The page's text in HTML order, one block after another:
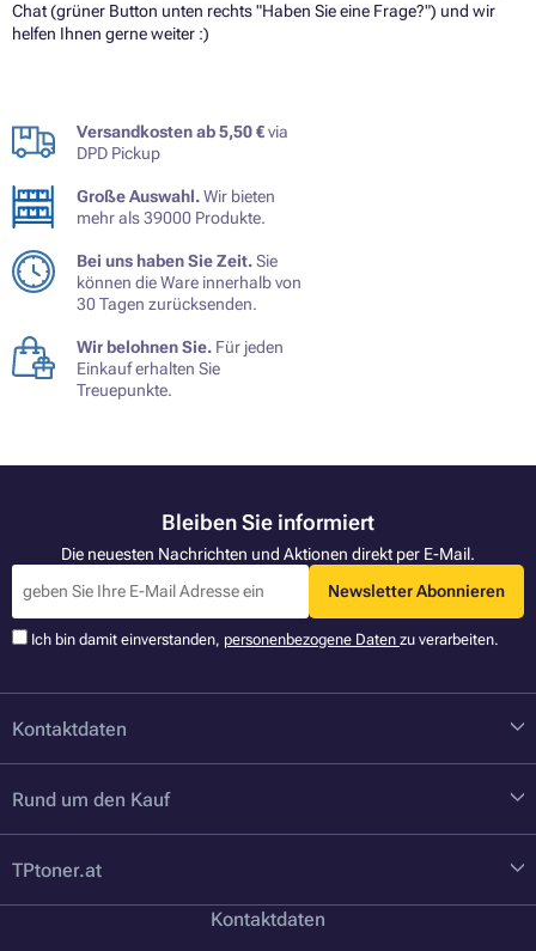
Chat (grüner Button unten rechts "Haben Sie eine Frage?") und wir
helfen Ihnen gerne weiter :)
Versandkosten ab 5,50 €via
DPD Pickup
Große Auswahl.Wir bieten
mehr als 39000 Produkte.
Bei uns haben Sie Zeit.Sie
können die Ware innerhalb von
30 Tagen zurücksenden.
Wir belohnen Sie. Für jeden
Einkauf erhalten Sie
Treuepunkte.
Bleiben Sie informiert
Die neuesten Nachrichten und Aktionen direkt per E-Mail.
Newsletter Abonnieren
Ich bin damit einverstanden, personenbezogene Daten zu verarbeiten.
Kontaktdaten
Rund um den Kauf
TPtoner.at
Kontaktdaten